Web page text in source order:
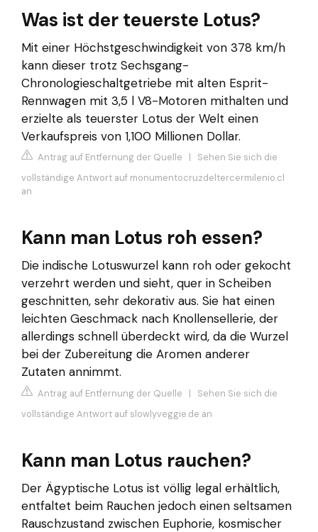
Was ist der teuerste Lotus?
Mit einer Höchstgeschwindigkeit von 378 km/h
kann dieser trotz Sechsgang-
Chronologieschaltgetriebe mit alten Esprit-
Rennwagen mit 3,5 l V8-Motoren mithalten und
erzielte als teuerster Lotus der Welt einen
Verkaufspreis von 1,100 Millionen Dollar.
Antrag auf Entfernung der Quelle | Sehen Sie sich die
vollständige Antwort auf monumentocruzdeltercermilenio.cl
an
Kann man Lotus roh essen?
Die indische Lotuswurzel kann roh oder gekocht
verzehrt werden und sieht, quer in Scheiben
geschnitten, sehr dekorativ aus. Sie hat einen
leichten Geschmack nach Knollensellerie, der
allerdings schnell überdeckt wird, da die Wurzel
bei der Zubereitung die Aromen anderer
Zutaten annimmt.
Antrag auf Entfernung der Quelle | Sehen Sie sich die
vollständige Antwort auf slowlyveggie.de an
Kann man Lotus rauchen?
Der Ägyptische Lotus ist völlig legal erhältlich,
entfaltet beim Rauchen jedoch einen seltsamen
Rauschzustand zwischen Euphorie, kosmischer